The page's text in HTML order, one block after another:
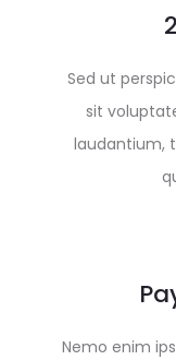
Sed ut
sit
laudantium,
Nemo enim